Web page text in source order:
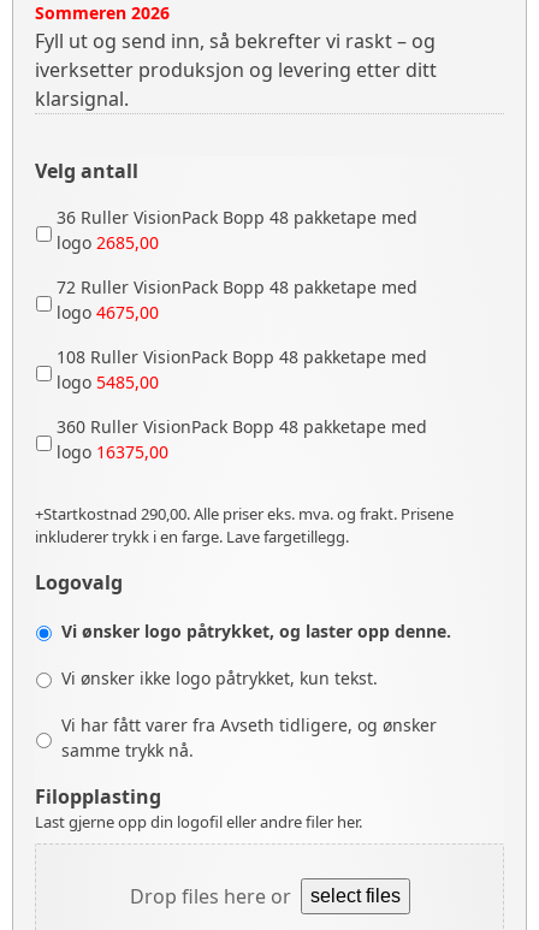
Sommeren 2026
Fyll ut og send inn, så bekrefter vi raskt – og
iverksetter produksjon og levering etter ditt
klarsignal.
Velg antall
36 Ruller VisionPack Bopp 48 pakketape med
logo 2685,00
72 Ruller VisionPack Bopp 48 pakketape med
logo 4675,00
108 Ruller VisionPack Bopp 48 pakketape med
logo 5485,00
360 Ruller VisionPack Bopp 48 pakketape med
logo 16375,00
+Startkostnad 290,00. Alle priser eks. mva. og frakt. Prisene
inkluderer trykk i en farge. Lave fargetillegg.
Logovalg
Vi ønsker logo påtrykket, og laster opp denne.
Vi ønsker ikke logo påtrykket, kun tekst.
Vi har fått varer fra Avseth tidligere, og ønsker
samme trykk nå.
Filopplasting
Last gjerne opp din logofil eller andre filer her.
Drop files here or select files